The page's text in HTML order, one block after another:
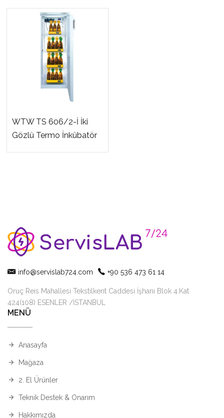
WTW TS 606/2-İ İki
Gözlü Termo İnkübatör
info@servislab724.com +90 536 473 61 14
Oruç Reis Mahallesi Tekstilkent Caddesi İşhanı Blok 4.Kat
424(108) ESENLER /İSTANBUL
MENÜ
Anasayfa
Mağaza
2. El Ürünler
Teknik Destek & Onarım
Hakkımızda